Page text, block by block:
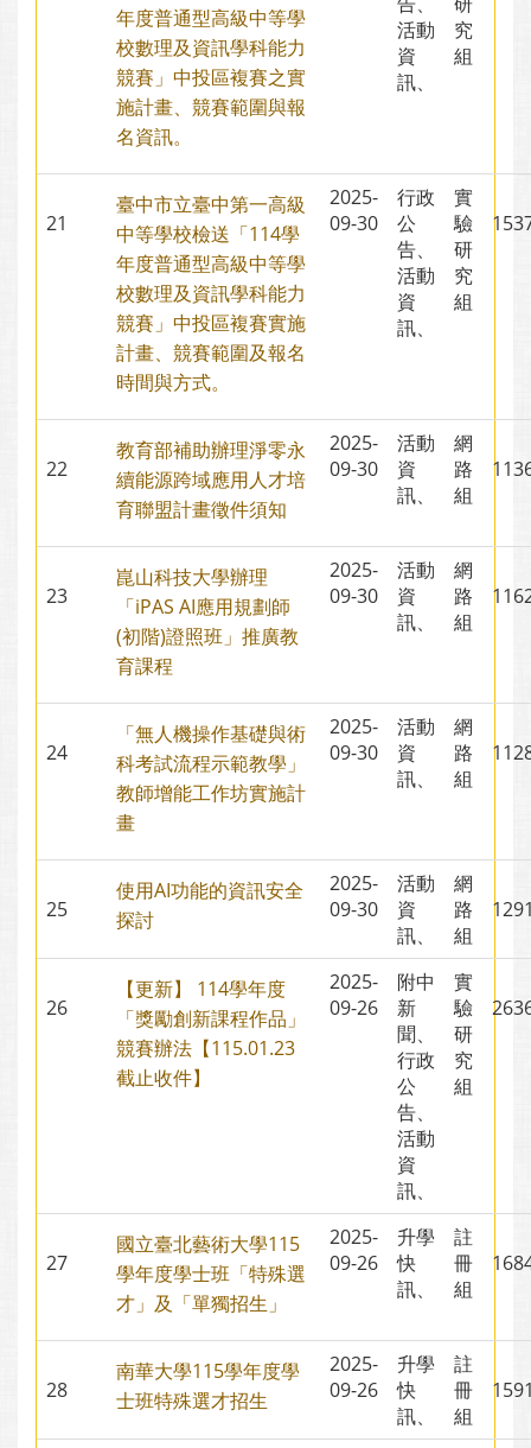
年度普通型高級中等學
校數理及資訊學科能力
競賽」中投區複賽之實
施計畫、競賽範圍與報
名資訊。
活動
資
訊、
究
組
21
臺中市立臺中第一高級
中等學校檢送「114學
年度普通型高級中等學
校數理及資訊學科能力
競賽」中投區複賽實施
計畫、競賽範圍及報名
時間與方式。
2025-
09-30
行政
公
告、
活動
資
訊、
實
驗
研
究
組
22
教育部補助辦理淨零永
續能源跨域應用人才培
育聯盟計畫徵件須知
2025-
09-30
活動
資
訊、
網
路
組
23
崑山科技大學辦理
「iPAS AI應用規劃師
(初階)證照班」推廣教
育課程
2025-
09-30
活動
資
訊、
網
路
組
24
「無人機操作基礎與術
科考試流程示範教學」
教師增能工作坊實施計
畫
2025-
09-30
活動
資
訊、
網
路
組
25
使用AI功能的資訊安全
探討
2025-
09-30
活動
資
訊、
網
路
組
26
【更新】 114學年度
「獎勵創新課程作品」
競賽辦法【115.01.23
截止收件】
2025-
09-26
附中
新
聞、
行政
公
告、
活動
資
訊、
實
驗
研
究
組
27
國立臺北藝術大學115
學年度學士班「特殊選
才」及「單獨招生」
2025-
09-26
升學
快
訊、
註
冊
組
28
南華大學115學年度學
士班特殊選才招生
2025-
09-26
升學
快
訊、
註
冊
組